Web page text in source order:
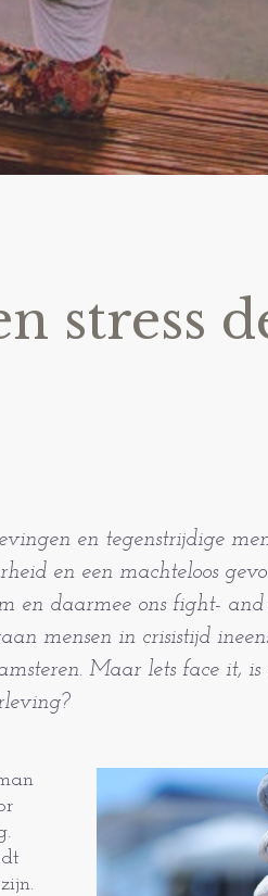
stress
en tegenstrijdige
en een machteloos
en daarmee ons fight-
mensen in crisistijd
Maar lets face it,